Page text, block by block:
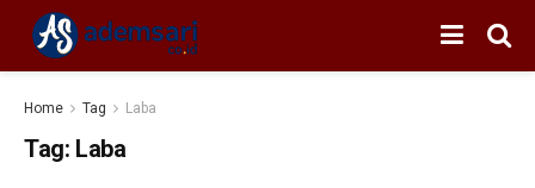
Home Tag Laba
Tag: Laba